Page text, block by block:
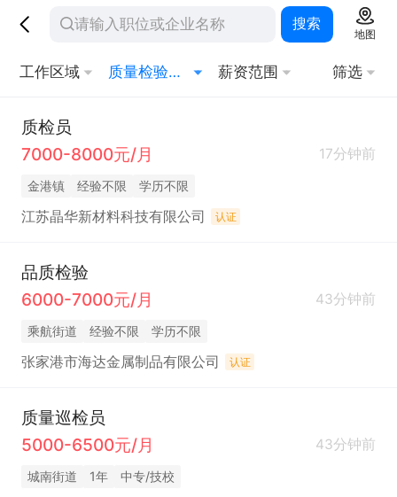
搜索
地图
工作区域 质量检验员/测试员 薪资范围 筛选
质检员
7000-8000元/月
17分钟前
金港镇 经验不限 学历不限
江苏晶华新材料科技有限公司 认证
品质检验
6000-7000元/月
43分钟前
乘航街道 经验不限 学历不限
张家港市海达金属制品有限公司 认证
质量巡检员
5000-6500元/月
43分钟前
城南街道 1年 中专/技校